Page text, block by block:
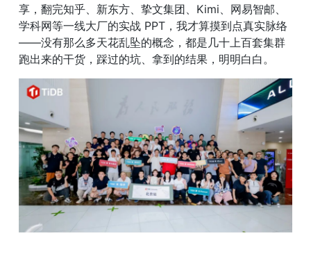
享，翻完知乎、新东方、挚文集团、Kimi、网易智邮、
学科网等一线大厂的实战 PPT，我才算摸到点真实脉络
——没有那么多天花乱坠的概念，都是几十上百套集群
跑出来的干货，踩过的坑、拿到的结果，明明白白。